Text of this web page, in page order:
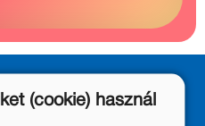
(cookie) használ